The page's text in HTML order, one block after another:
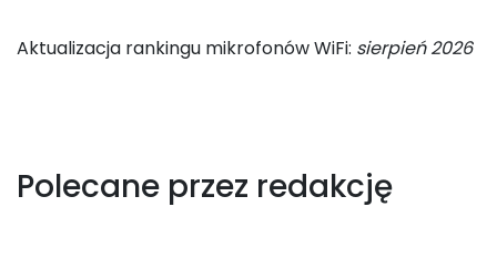
Aktualizacja rankingu mikrofonów WiFi: sierpień 2026
Polecane przez redakcję